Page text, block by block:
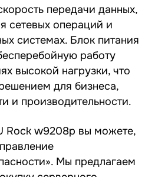
передачи данных,
сетевых операций и
системах. Блок питания
работу
высокой нагрузки, что
для бизнеса,
и производительности.
Rock w9208p вы можете,
Мы предлагаем